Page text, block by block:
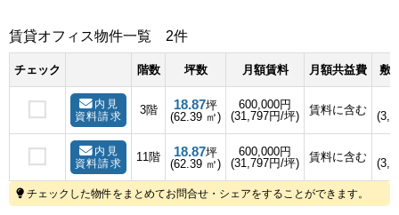
賃貸オフィス物件一覧 2件
チェック 階数 坪数 月額賃料 月額共益費 敷
内見
資料請求
3階 18.87坪
(62.39 ㎡)
600,000円
(31,797円/坪)
賃料に含む
内見
資料請求
11階 18.87坪
(62.39 ㎡)
600,000円
(31,797円/坪)
賃料に含む
チェックした物件をまとめてお問合せ・シェアをすることができます。